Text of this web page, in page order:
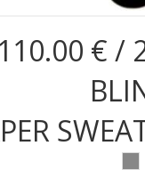
110.00 € /